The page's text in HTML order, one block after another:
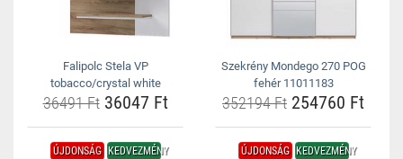
Falipolc Stela VP
tobacco/crystal white
36491 Ft36047 Ft
Szekrény Mondego 270 POG
fehér 11011183
352194 Ft 254760 Ft
ÚJDONSÁG KEDVEZMÉNY ÚJDONSÁG KEDVEZMÉNY